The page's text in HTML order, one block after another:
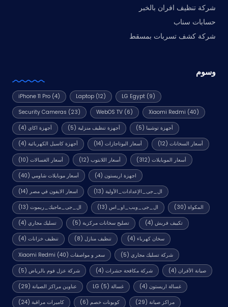
شركة تنظيف افران بالخبر
حسابات سناب
شركة كشف تسربات بمسقط
وسوم
iPhone 11 Pro (4) Laptop(12) LG Egypt(9)
Security Cameras (23) WebOS TV(6) Xiaomi Redmi (40)
أجهزة اكاي(4) أجهزة تنظيف منزلية (5) أجهزة توشيبا (5)
أجهزة كاسيل الكهربائية(4) أسعار البوتاجازات (14) أسعار السخانات (12)
أسعار الغسالات(10) أسعار اللابتوب (12) أسعار الموبايلات (312)
أسعار موبايلات شاومي(40) اجهزة اريستون (4)
اسعار الايفون في مصر (14) ال_جى_الإعدادات_الأولية (13)
ال_جى_ماجيك_ريموت(13) ال_جى_ويب_او_اس (13) المكواة (30)
تسليك مجاري(4) تصليح سخانات مركزية (5) تكييف فريش (4)
تنظيف خزانات(4) تنظيف منازل (8) سخان كهرباء (4)
سعر و مواصفات Xiaomi Redmi (40) شركة تسليك مجاري (5)
شركة عزل فوم بالرياض(5) شركة مكافحة حشرات (4) صيانة الأفران (4)
عناوين مراكز الصيانة(29) غسالة LG (5) غسالة اريستون (4)
كاميرات مراقبة(24) كوبونات خصم (6) مراكز صيانة (29)